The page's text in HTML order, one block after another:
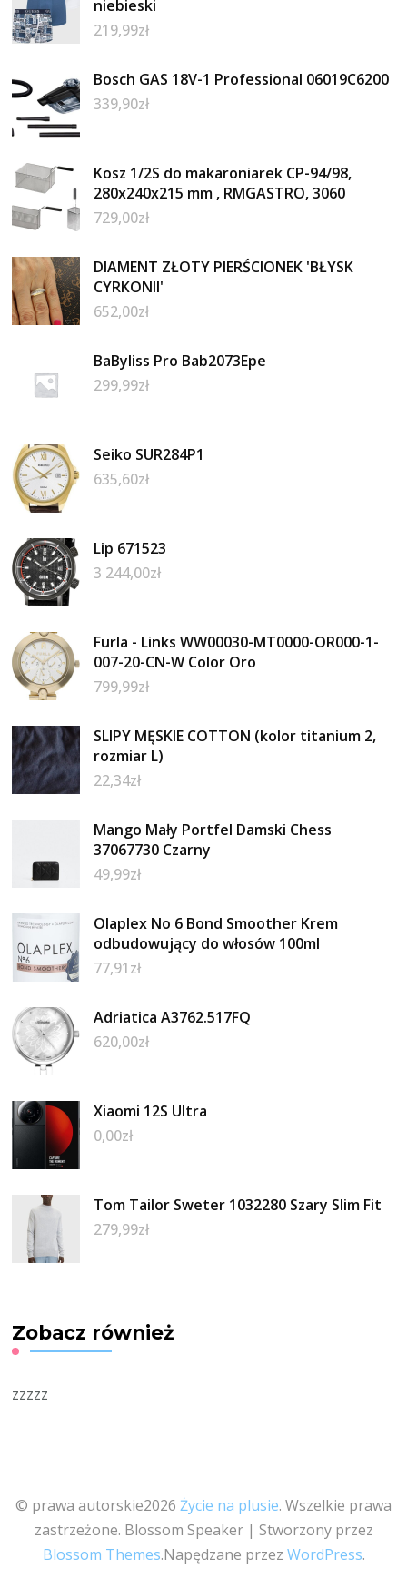
niebieski
219,99zł
Bosch GAS 18V-1 Professional 06019C6200
339,90zł
Kosz 1/2S do makaroniarek CP-94/98,
280x240x215 mm , RMGASTRO, 3060
729,00zł
DIAMENT ZŁOTY PIERŚCIONEK 'BŁYSK
CYRKONII'
652,00zł
BaByliss Pro Bab2073Epe
299,99zł
Seiko SUR284P1
635,60zł
Lip 671523
3 244,00zł
Furla - Links WW00030-MT0000-OR000-1-
007-20-CN-W Color Oro
799,99zł
SLIPY MĘSKIE COTTON (kolor titanium 2,
rozmiar L)
22,34zł
Mango Mały Portfel Damski Chess
37067730 Czarny
49,99zł
Olaplex No 6 Bond Smoother Krem
odbudowujący do włosów 100ml
77,91zł
Adriatica A3762.517FQ
620,00zł
Xiaomi 12S Ultra
0,00zł
Tom Tailor Sweter 1032280 Szary Slim Fit
279,99zł
Zobacz również
zzzzz
© prawa autorskie2026 Życie na plusie. Wszelkie prawa
zastrzeżone. Blossom Speaker | Stworzony przez
Blossom Themes.Napędzane przez WordPress.